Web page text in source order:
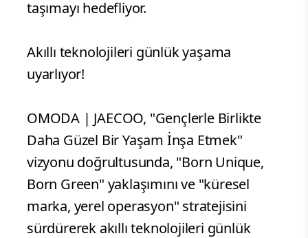
taşımayı hedefliyor.
Akıllı teknolojileri günlük yaşama
uyarlıyor!
OMODA | JAECOO, "Gençlerle Birlikte
Daha Güzel Bir Yaşam İnşa Etmek"
vizyonu doğrultusunda, "Born Unique,
Born Green" yaklaşımını ve "küresel
marka, yerel operasyon" stratejisini
sürdürerek akıllı teknolojileri günlük